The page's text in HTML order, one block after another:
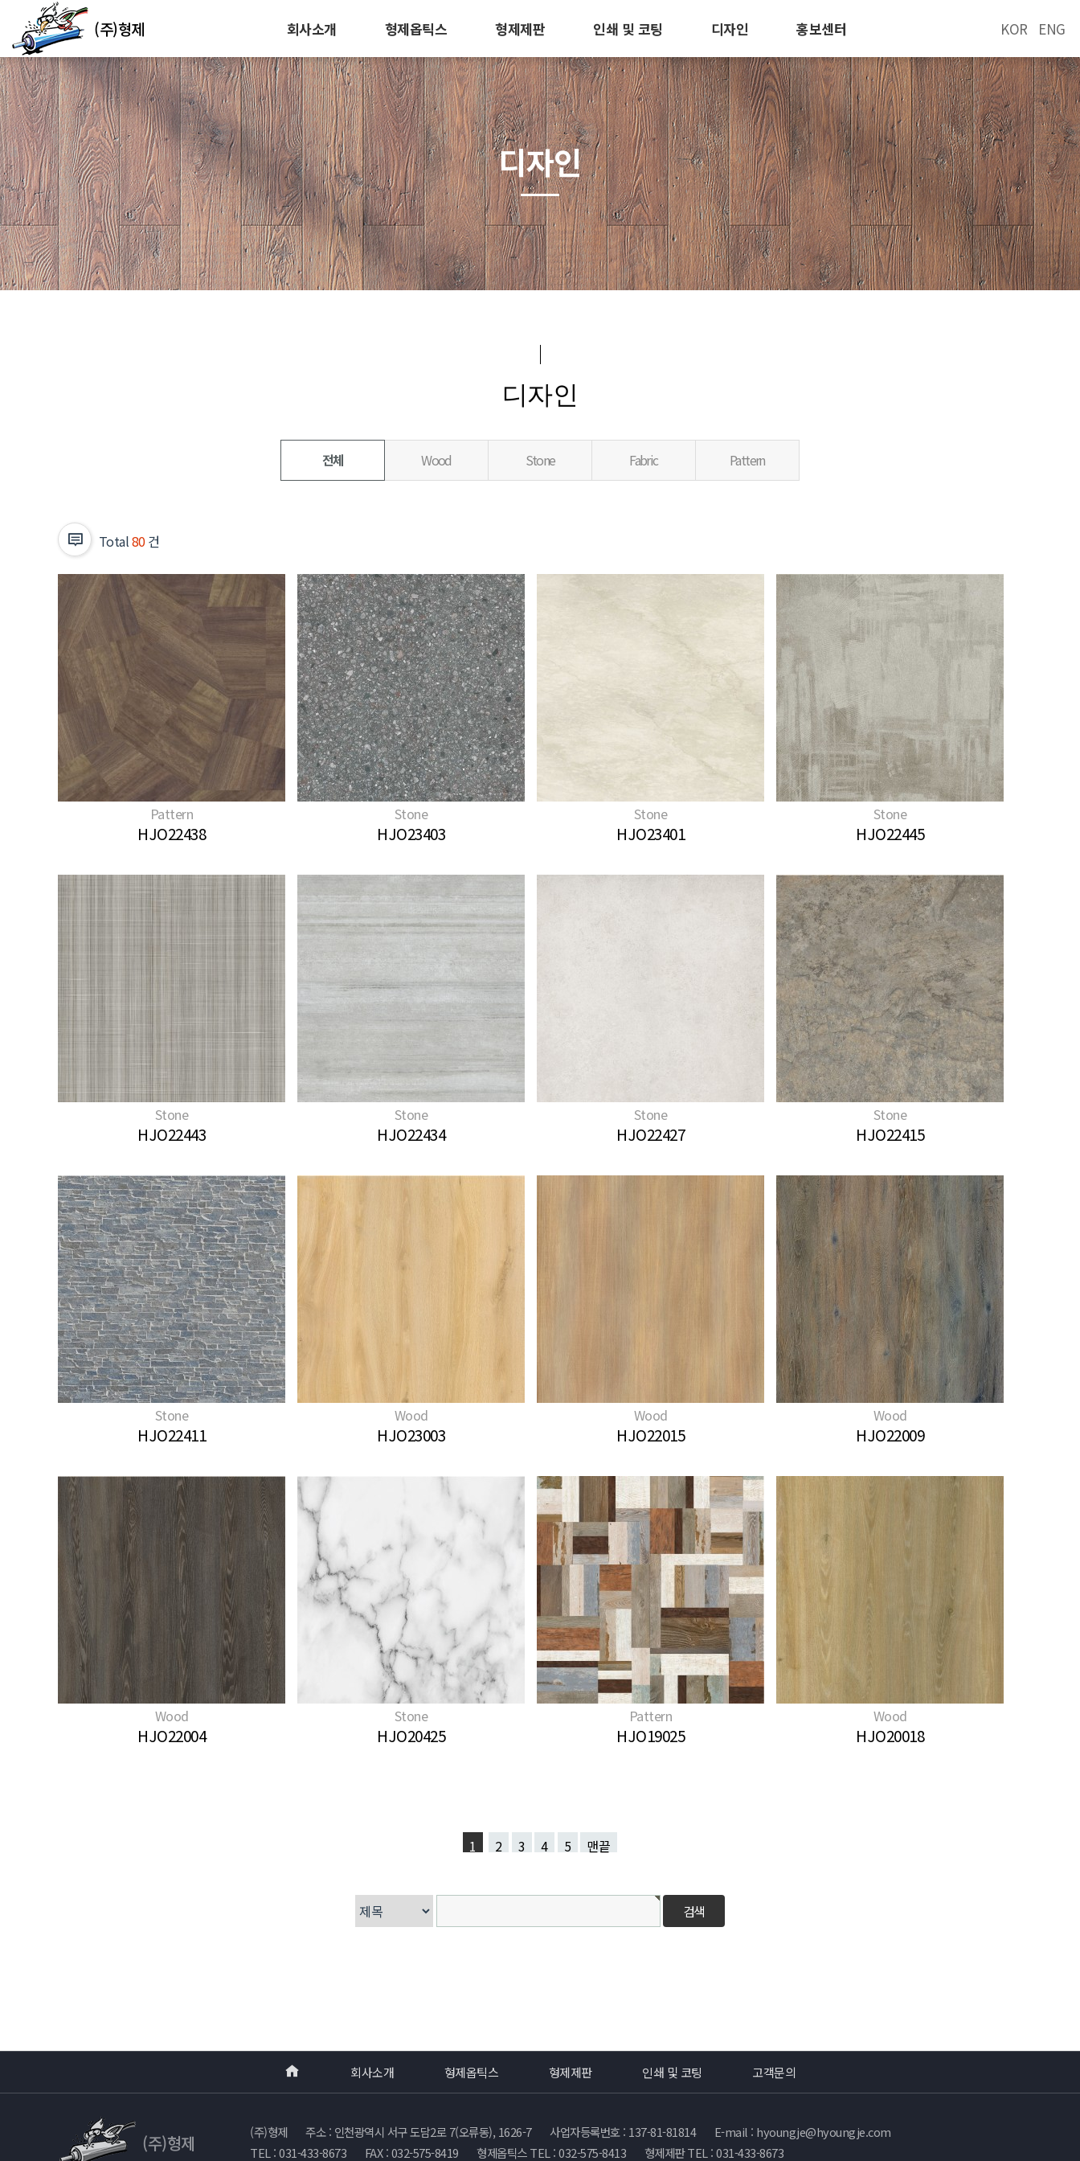
(주)형제 회사소개 형제옵틱스 형제제판 인쇄 및 코팅 디자인 홍보센터 KOR ENG
디자인
디자인
전체 Wood Stone Fabric Pattern
Total80건
Pattern
HJO22438
Stone
HJO23403
Stone
HJO23401
Stone
HJO22445
Stone
HJO22443
Stone
HJO22434
Stone
HJO22427
Stone
HJO22415
Stone
HJO22411
Wood
HJO23003
Wood
HJO22015
Wood
HJO22009
Wood
HJO22004
Stone
HJO20425
Pattern
HJO19025
Wood
HJO20018
1 2 3 4 5 맨끝
회사소개 형제옵틱스 형제제판 인쇄 및 코팅 고객문의
(주)형제 (주)형제 주소 : 인천광역시 서구 도담2로 7(오류동), 1626-7 사업자등록번호 : 137-81-81814
E-mail : hyoungje@hyoungje.com
TEL : 031-433-8673
FAX : 032-575-8419 형제옵틱스 TEL : 032-575-8413 형제제판 TEL : 031-433-8673